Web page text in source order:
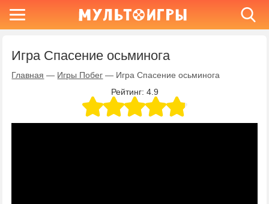
Игра Спасение осьминога
Главная — Игры Побег — Игра Спасение осьминога
Рейтинг: 4.9